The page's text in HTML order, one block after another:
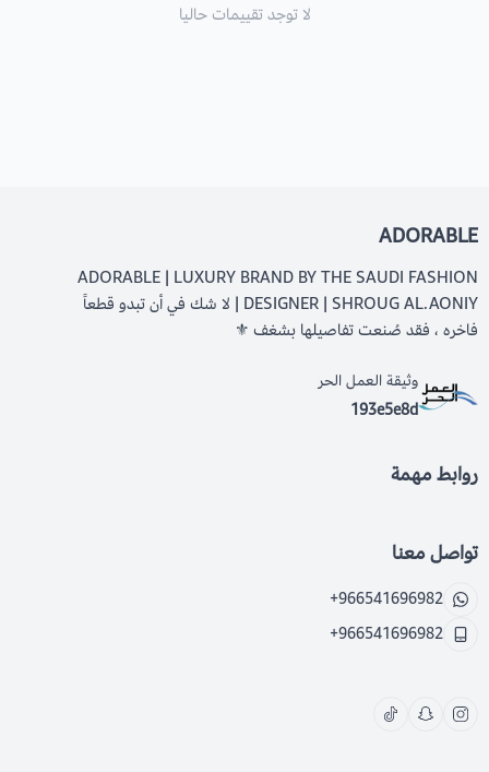
لا توجد تقييمات حاليا
ADORABLE
ADORABLE | LUXURY BRAND BY THE SAUDI FASHION
DESIGNER | SHROUG AL.AONIY | لا شك في أن تبدو قطعاً
فاخره ، فقد صُنعت تفاصيلها بشغف ⚜️
وثيقة العمل الحر
193e5e8d
روابط مهمة
تواصل معنا
+966541696982
+966541696982